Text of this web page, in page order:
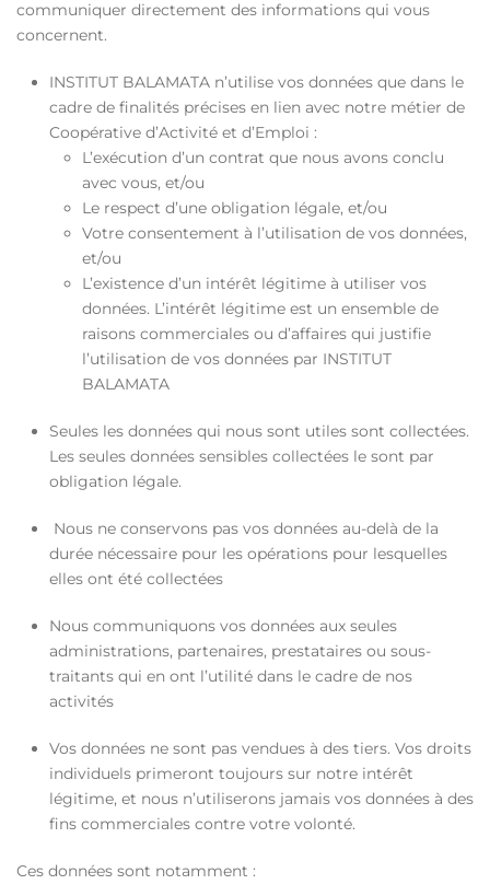
communiquer directement des informations qui vous
concernent.
INSTITUT BALAMATA n’utilise vos données que dans le
cadre de finalités précises en lien avec notre métier de
Coopérative d’Activité et d’Emploi :
L’exécution d’un contrat que nous avons conclu
avec vous, et/ou
Le respect d’une obligation légale, et/ou
Votre consentement à l’utilisation de vos données,
et/ou
L’existence d’un intérêt légitime à utiliser vos
données. L’intérêt légitime est un ensemble de
raisons commerciales ou d’affaires qui justifie
l’utilisation de vos données par INSTITUT
BALAMATA
Seules les données qui nous sont utiles sont collectées.
Les seules données sensibles collectées le sont par
obligation légale.
Nous ne conservons pas vos données au-delà de la
durée nécessaire pour les opérations pour lesquelles
elles ont été collectées
Nous communiquons vos données aux seules
administrations, partenaires, prestataires ou sous-
traitants qui en ont l’utilité dans le cadre de nos
activités
Vos données ne sont pas vendues à des tiers. Vos droits
individuels primeront toujours sur notre intérêt
légitime, et nous n’utiliserons jamais vos données à des
fins commerciales contre votre volonté.
Ces données sont notamment :